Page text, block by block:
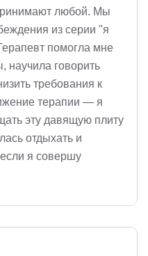
любой. Мы
из серии "я
помогла мне
научила говорить
требования к
терапии — я
эту давящую плиту
отдыхать и
я совершу